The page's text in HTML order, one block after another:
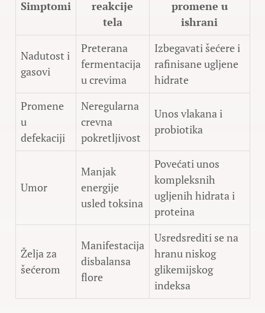
Simptomi
reakcije
tela
promene u
ishrani
Nadutost i
gasovi
Preterana
fermentacija
u crevima
Izbegavati šećere i
rafinisane ugljene
hidrate
Promene
u
defekaciji
Neregularna
crevna
pokretljivost
Unos vlakana i
probiotika
Umor
Manjak
energije
usled toksina
Povećati unos
kompleksnih
ugljenih hidrata i
proteina
Želja za
šećerom
Manifestacija
disbalansa
flore
Usredsrediti se na
hranu niskog
glikemijskog
indeksa